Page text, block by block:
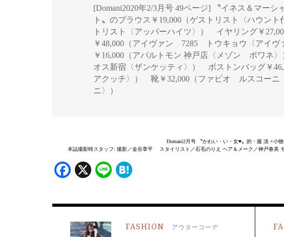
[Domani2020年2/3月号 49ページ] 〝イネス＆マーシ
ト〟のブラウス￥19,000（ゲストリスト〈ハウン
トリスト〈アッパーハイツ〉） イヤリング￥
￥48,000（アイヴァン 7285 トウキョウ〈アイ
￥16,000（アパルトモン 神戸店〈メゾン ボワネ
オス新宿〈ザンケッティ〉） ボストンバッグ￥
アクッチ〉） 靴￥32,000（ファビオ ルスコー
ニ〉）
Domani2月号 〝かわい・い・女♥〟的・服 淡 ×小
本誌撮影時スタッフ: 撮影／金谷章平 スタイリスト／石毛のりえ ヘア＆メーク／神戸春美
Facebook
X Line
FASHION アウターコーデ